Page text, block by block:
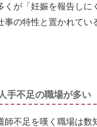
くが「妊娠を報告しに
事の特性と置かれてい
手不足の職場が多い
師不足を嘆く職場は数